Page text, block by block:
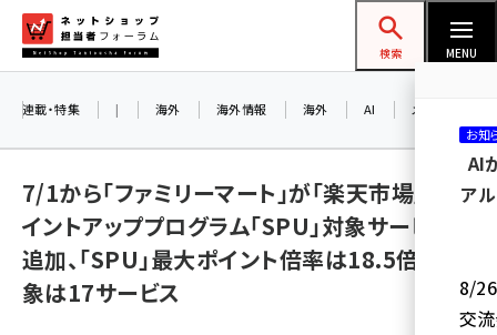
ン
ネットショップ担当者フォーラム
検索 MENU
amazon (2247)
yahoo (1900)
連載・特集 | 海外 海外情報 海外 AI メタバース
7/1から「ファミリーマート」が「楽天市場」のポ
イントアッププログラム「SPU」対象サービスに
追加、「SPU」最大ポイント倍率は18.5倍、対
象は17サービス
お知
AI
ア
8/26
交